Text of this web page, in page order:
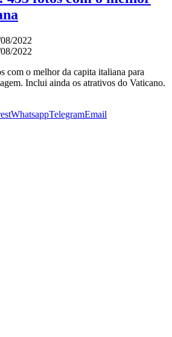
2022
2022
com o melhor da capita italiana para
Inclui ainda os atrativos do Vaticano.
WhatsappTelegramEmail